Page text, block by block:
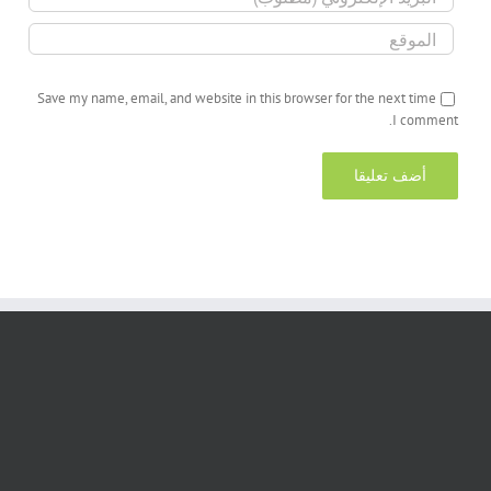
Save my name, email, and website in this browser for the next time
I comment.